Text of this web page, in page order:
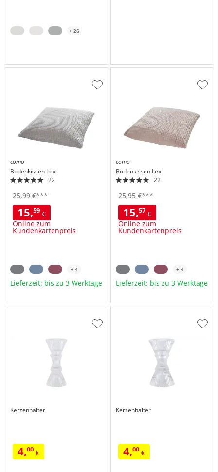
+ 26
como
Bodenkissen Lexi
22
25,99 €***
15,59 €
Online zum
Kundenkartenpreis
+ 4
Zur
Lieferzeit: bis zu 3 Werktage
como
Bodenkissen Lexi
22
25,95€***
15,57 €
Online zum
Kundenkartenpreis
+ 4
Zur
Lieferzeit: bis zu 3 Werktage
Kerzenhalter
4,00 €
Zur
Kerzenhalter
4,00€
Zur